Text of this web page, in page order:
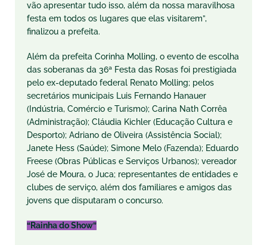
vão apresentar tudo isso, além da nossa maravilhosa
festa em todos os lugares que elas visitarem”,
finalizou a prefeita.
Além da prefeita Corinha Molling, o evento de escolha
das soberanas da 36ª Festa das Rosas foi prestigiada
pelo ex-deputado federal Renato Molling; pelos
secretários municipais Luis Fernando Hanauer
(Indústria, Comércio e Turismo); Carina Nath Corrêa
(Administração); Cláudia Kichler (Educação Cultura e
Desporto); Adriano de Oliveira (Assistência Social);
Janete Hess (Saúde); Simone Melo (Fazenda); Eduardo
Freese (Obras Públicas e Serviços Urbanos); vereador
José de Moura, o Juca; representantes de entidades e
clubes de serviço, além dos familiares e amigos das
jovens que disputaram o concurso.
“Rainha do Show”